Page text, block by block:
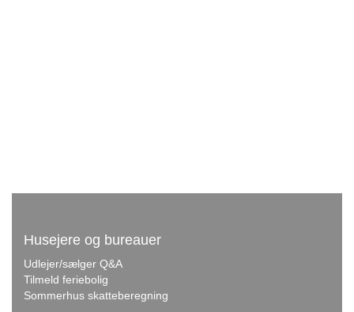
Husejere og bureauer
Udlejer/sælger Q&A
Tilmeld feriebolig
Sommerhus skatteberegning